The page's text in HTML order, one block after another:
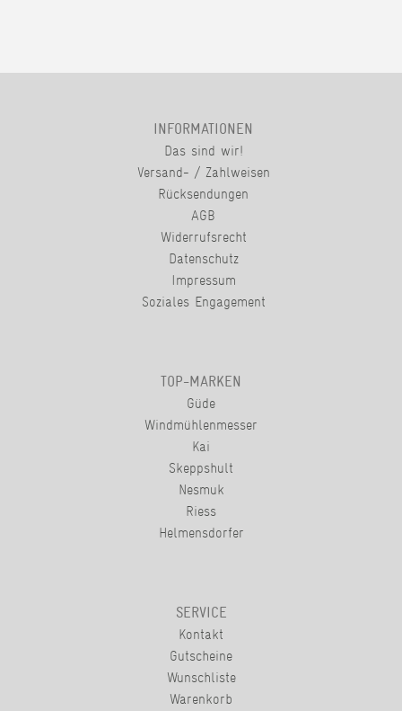
INFORMATIONEN
Das sind wir!
Versand- / Zahlweisen
Rücksendungen
AGB
Widerrufsrecht
Datenschutz
Impressum
Soziales Engagement
TOP-MARKEN
Güde
Windmühlenmesser
Kai
Skeppshult
Nesmuk
Riess
Helmensdorfer
SERVICE
Kontakt
Gutscheine
Wunschliste
Warenkorb